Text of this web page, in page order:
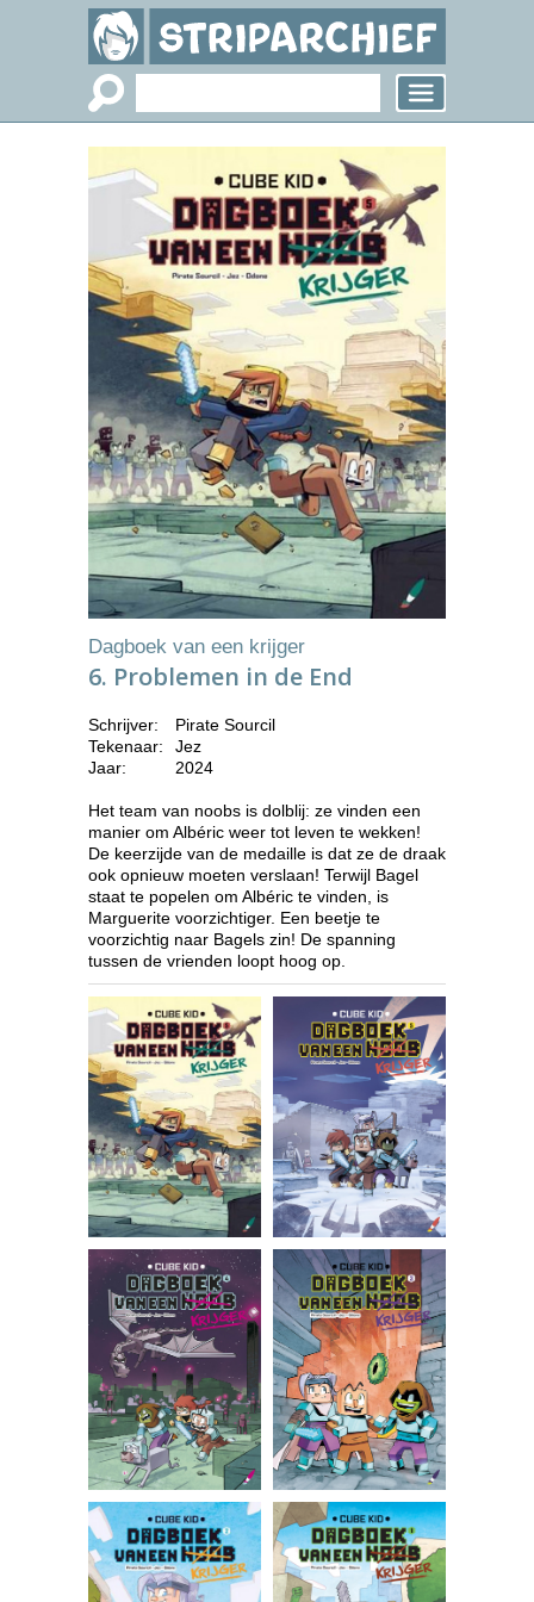
Dagboek van een krijger
6. Problemen in de End
Schrijver:
Pirate Sourcil
Tekenaar:
Jez
Jaar:
2024
Het team van noobs is dolblij: ze vinden een
manier om Albéric weer tot leven te wekken!
De keerzijde van de medaille is dat ze de draak
ook opnieuw moeten verslaan! Terwijl Bagel
staat te popelen om Albéric te vinden, is
Marguerite voorzichtiger. Een beetje te
voorzichtig naar Bagels zin! De spanning
tussen de vrienden loopt hoog op.